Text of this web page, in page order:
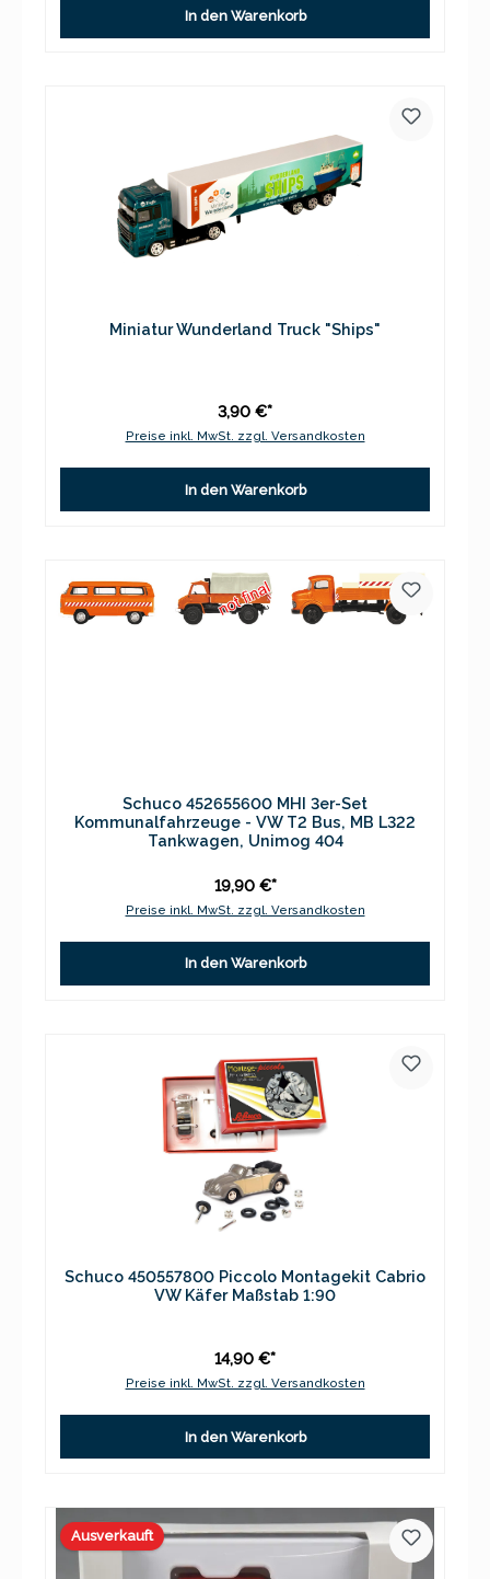
In den Warenkorb
Miniatur Wunderland Truck "Ships"
3,90 €*
Preise inkl. MwSt. zzgl. Versandkosten
In den Warenkorb
Schuco 452655600 MHI 3er-Set
Kommunalfahrzeuge - VW T2 Bus, MB L322
Tankwagen, Unimog 404
19,90 €*
Preise inkl. MwSt. zzgl. Versandkosten
In den Warenkorb
Schuco 450557800 Piccolo Montagekit Cabrio
VW Käfer Maßstab 1:90
14,90 €*
Preise inkl. MwSt. zzgl. Versandkosten
In den Warenkorb
Ausverkauft